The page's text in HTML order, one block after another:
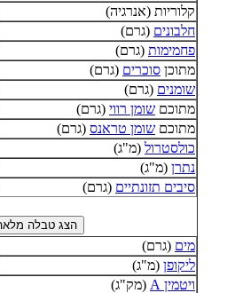
קלוריות (אנרגיה)
חלבונים (גרם)
פחמימות (גרם)
מתוכן סוכרים (גרם)
שומנים (גרם)
מתוכם שומן רווי (גרם)
מתוכם שומן טראנס (גרם)
כולסטרול (מ"ג)
נתרן (מ"ג)
סיבים תזונתיים (גרם)
מים (גרם)
ליקופן (מ"ג)
ויטמין A
(מק"ג)